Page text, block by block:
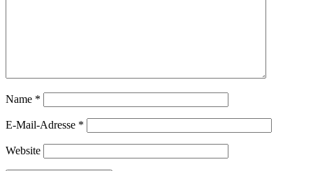
Name *
E-Mail-Adresse *
Website